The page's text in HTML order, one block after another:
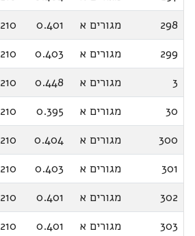
298
מגורים א 0.401
210
299
מגורים א 0.403
210
3
מגורים א 0.448
210
30
מגורים א 0.395
210
300
מגורים א 0.404
210
301
מגורים א 0.403
210
302
מגורים א 0.401
210
303
מגורים א 0.401
210